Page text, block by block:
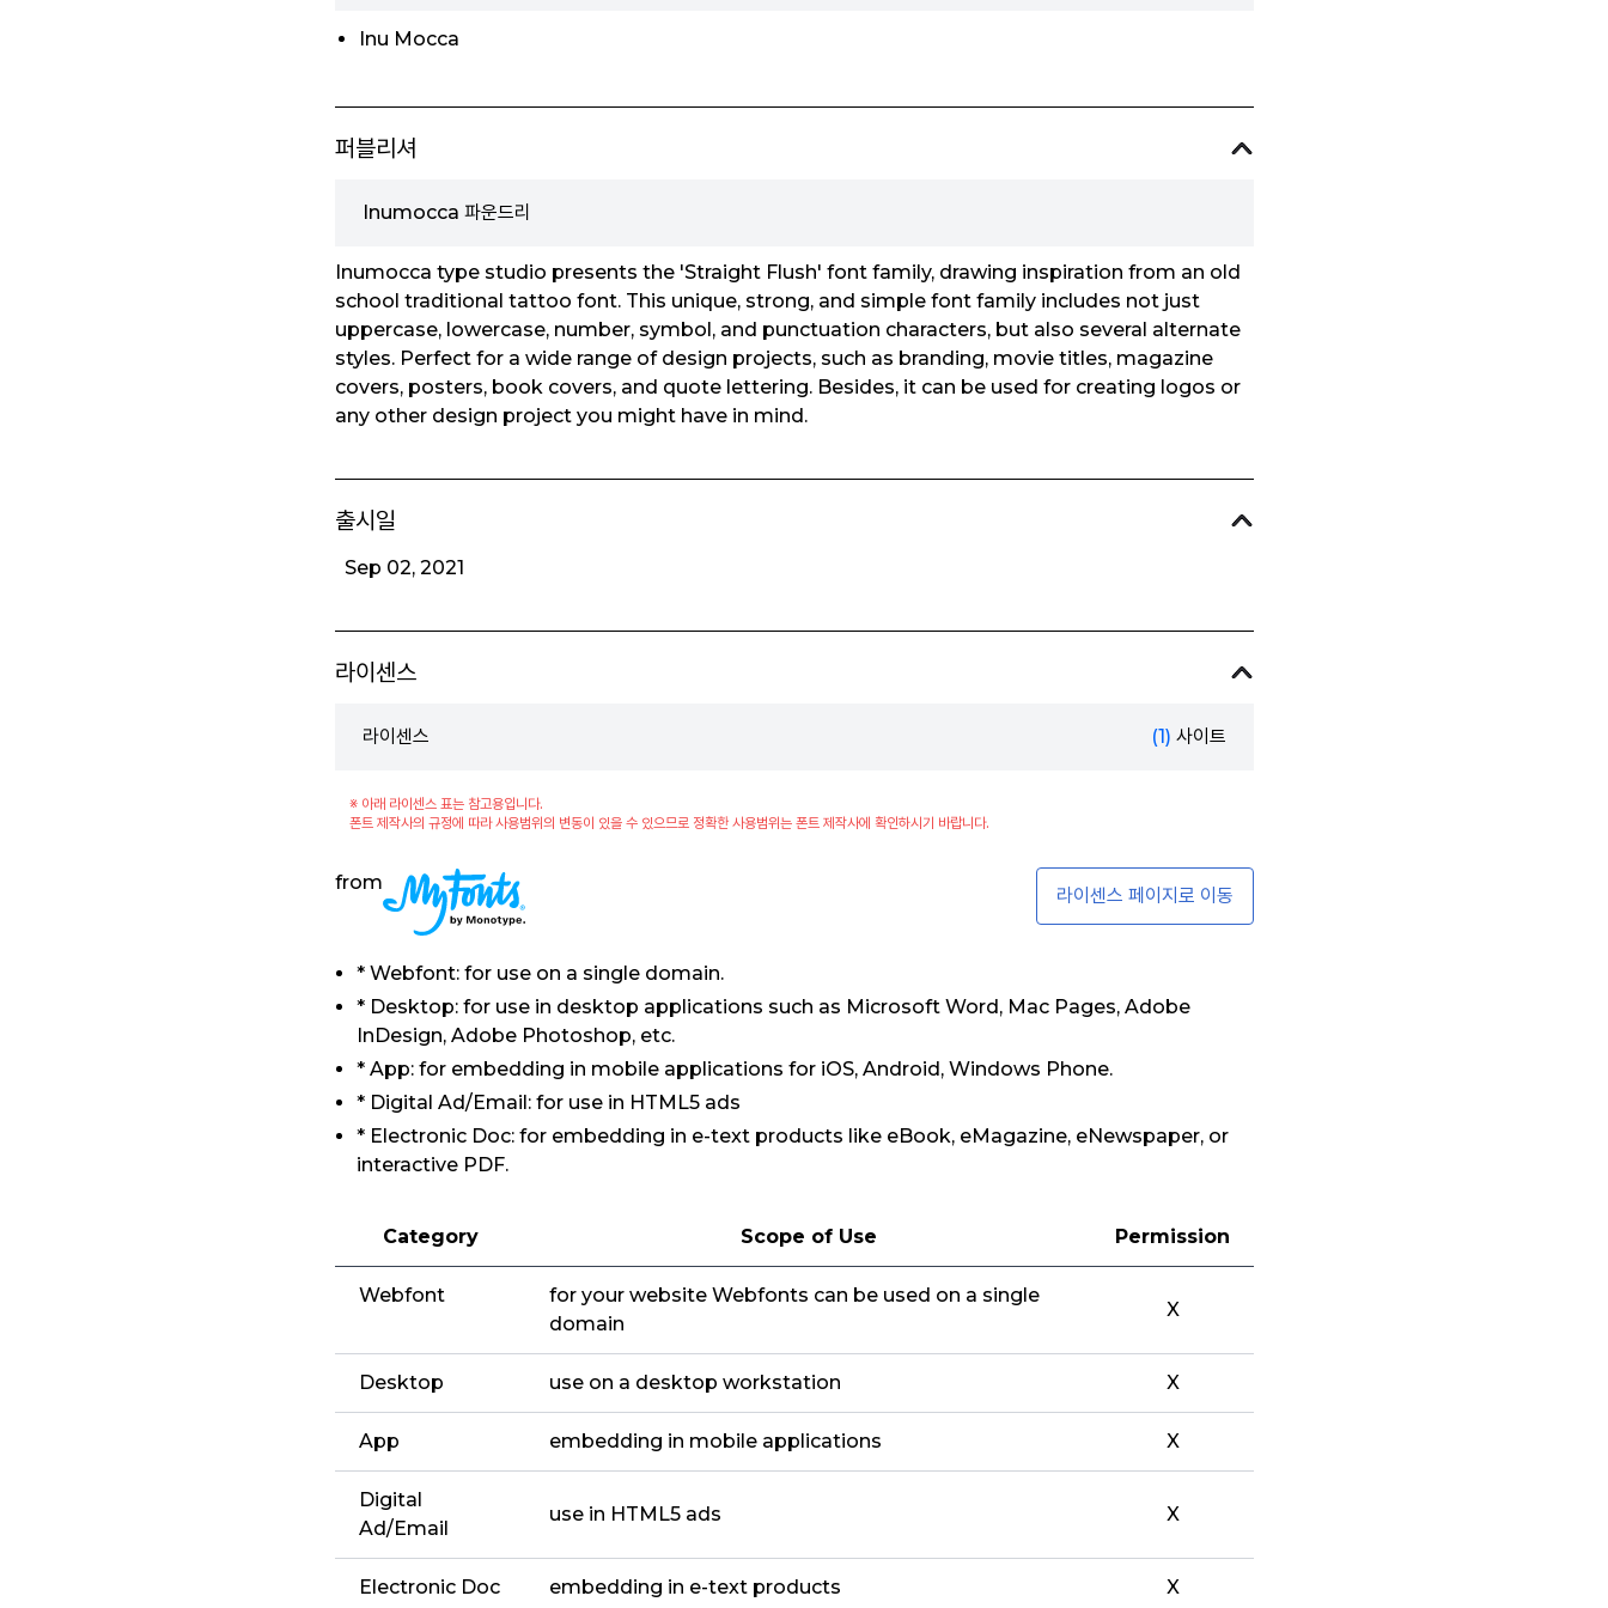
Inu Mocca
퍼블리셔
Inumocca 파운드리
Inumocca type studio presents the 'Straight Flush' font family, drawing inspiration from an old
school traditional tattoo font. This unique, strong, and simple font family includes not just
uppercase, lowercase, number, symbol, and punctuation characters, but also several alternate
styles. Perfect for a wide range of design projects, such as branding, movie titles, magazine
covers, posters, book covers, and quote lettering. Besides, it can be used for creating logos or
any other design project you might have in mind.
출시일
Sep 02, 2021
라이센스
라이센스 (1) 사이트
※ 아래 라이센스 표는 참고용입니다.
폰트 제작사의 규정에 따라 사용범위의 변동이 있을 수 있으므로 정확한 사용범위는 폰트 제작사에 확인하시기 바랍니다.
from
라이센스 페이지로 이동
* Webfont: for use on a single domain.
* Desktop: for use in desktop applications such as Microsoft Word, Mac Pages, Adobe
InDesign, Adobe Photoshop, etc.
* App: for embedding in mobile applications for iOS, Android, Windows Phone.
* Digital Ad/Email: for use in HTML5 ads
* Electronic Doc: for embedding in e-text products like eBook, eMagazine, eNewspaper, or
interactive PDF.
Category Scope of Use Permission
Webfont
for your website Webfonts can be used on a single
domain
X
Desktop use on a desktop workstation X
App embedding in mobile applications X
Digital
Ad/Email
use in HTML5 ads X
Electronic Doc embedding in e-text products X